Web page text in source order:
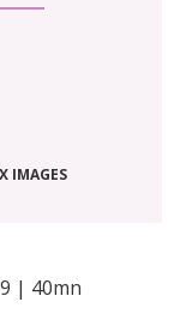
IMAGES
| 40mn